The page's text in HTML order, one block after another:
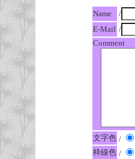
Name
/
E-Mail /
Comment
文字色 /
枠線色 /